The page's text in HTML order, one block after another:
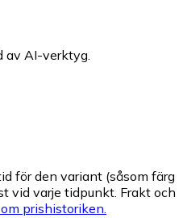
av AI-verktyg.
för den variant (såsom färg
vid varje tidpunkt. Frakt och
prishistoriken.